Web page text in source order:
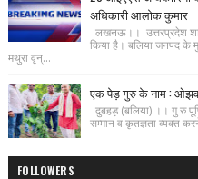
अधिकारी आलोक कुमार
लखनऊ।। उत्तरप्रदेश
किया है। बलिया जनपद के
मथुरा वृन्...
एक पेड़ गुरु के नाम :
दुबहड़ (बलिया) ।। गु रु
सम्मान व कृतज्ञता व्यक्त
FOLLOWERS